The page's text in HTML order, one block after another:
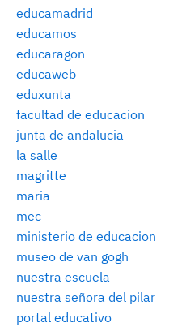
educamadrid
educamos
educaragon
educaweb
eduxunta
facultad de educacion
junta de andalucia
la salle
magritte
maria
mec
ministerio de educacion
museo de van gogh
nuestra escuela
nuestra señora del pilar
portal educativo